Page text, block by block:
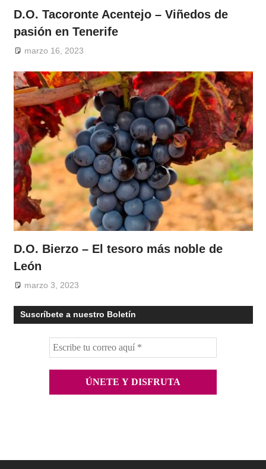
D.O. Tacoronte Acentejo – Viñedos de
pasión en Tenerife
marzo 16, 2023
D.O. Bierzo – El tesoro más noble de
León
marzo 3, 2023
Suscríbete a nuestro Boletín